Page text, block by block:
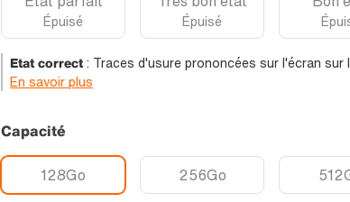
Épuisé Épuisé
Etat correct: Traces d'usure prononcées sur l'écran
En savoir plus
Capacité
128Go 256Go